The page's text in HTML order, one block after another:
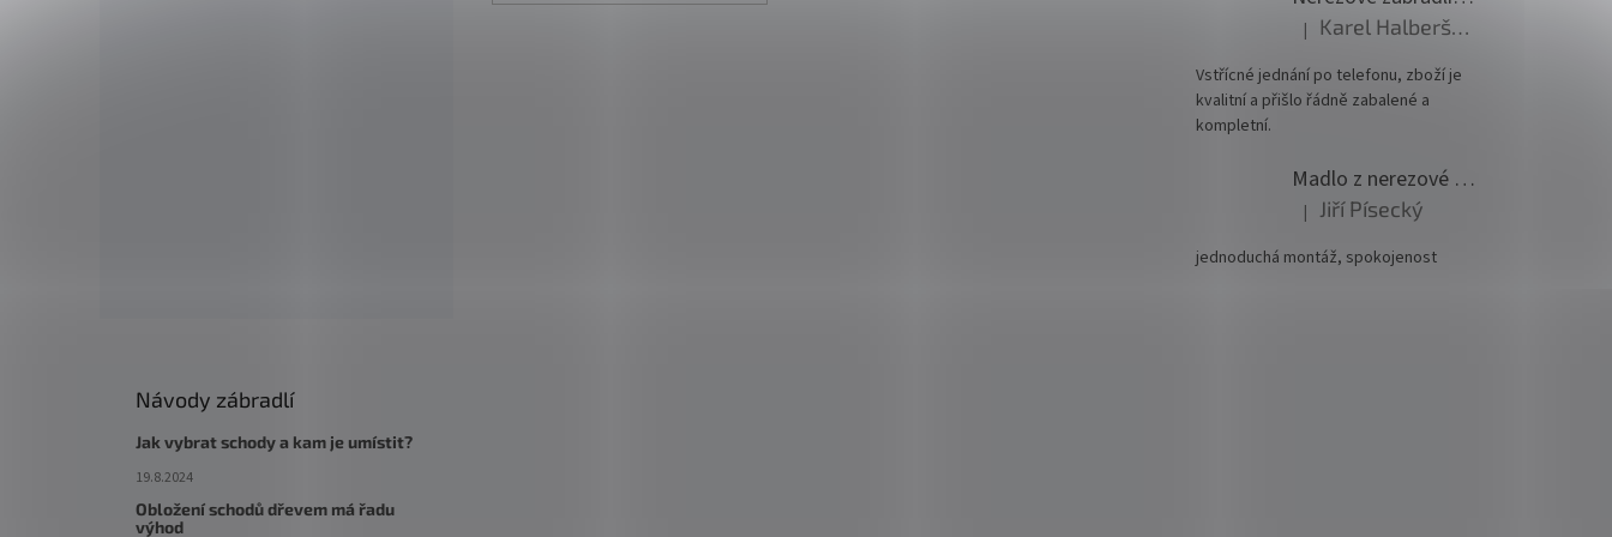
Hodnocení produktu je 5 z 5 hvězdiček.
| Karel Halberštádt
Vstřícné jednání po telefonu, zboží je
kvalitní a přišlo řádně zabalené a
kompletní.
Madlo z nerezové oceli pr. 42,4mm komplet - model 0116 - 3000mm
Hodnocení produktu je 5 z 5 hvězdiček.
| Jiří Písecký
jednoduchá montáž, spokojenost
Návody zábradlí
Jak vybrat schody a kam je umístit?
19.8.2024
Obložení schodů dřevem má řadu
výhod